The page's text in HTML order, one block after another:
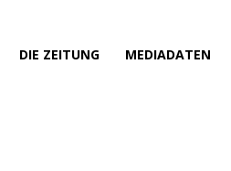
DIE ZEITUNG MEDIADATEN